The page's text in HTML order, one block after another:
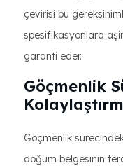
çevirisi bu
spesifikasyonlara
garanti eder.
Göçmenlik
Göçmenlik
doğum belgesinin